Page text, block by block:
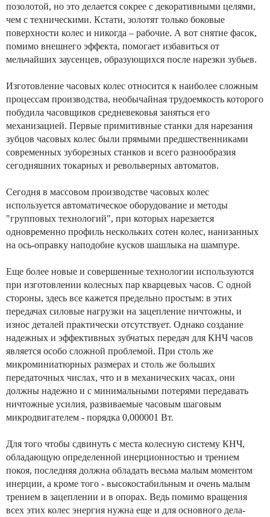
позолотой, но это делается сокрее с декоративными целями,
чем с техническими. Кстати, золотят только боковые
поверхности колес и никогда – рабочие. А вот снятие фасок,
помимо внешнего эффекта, помогает избавиться от
мельчайших заусенцев, образующихся после нарезки зубьев.
Изготовление часовых колес относится к наиболее сложным
процессам производства, необычайная трудоемкость которого
побудила часовщиков средневековья заняться его
механизацией. Первые примитивные станки для нарезания
зубцов часовых колес были прямыми предшественниками
современных зуборезных станков и всего разнообразия
сегодняшних токарных и револьверных автоматов.
Сегодня в массовом производстве часовых колес
используется автоматическое оборудование и методы
"групповых технологий", при которых нарезается
одновременно профиль нескольких сотен колес, нанизанных
на ось-оправку наподобие кусков шашлыка на шампуре.
Еще более новые и совершенные технологии используются
при изготовлении колесных пар кварцевых часов. С одной
стороны, здесь все кажется предельно простым: в этих
передачах силовые нагрузки на зацепление ничтожны, и
износ деталей практически отсутствует. Однако создание
надежных и эффективных зубчатых передач для КНЧ часов
является особо сложной проблемой. При столь же
микроминиатюрных размерах и столь же больших
передаточных числах, что и в механических часах, они
должны надежно и с минимальными потерями передавать
ничтожные усилия, развиваемые часовым шаговым
микродвигателем - порядка 0,000001 Вт.
Для того чтобы сдвинуть с места колесную систему КНЧ,
обладающую определенной инерционностью и трением
покоя, последняя должна обладать весьма малым моментом
инерции, а кроме того - высокостабильным и очень малым
трением в зацеплении и в опорах. Ведь помимо вращения
всех этих колес энергия нужна еще и для основного дела-